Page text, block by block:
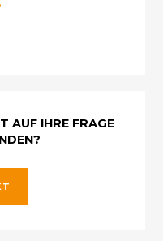
AUF IHRE FRAGE